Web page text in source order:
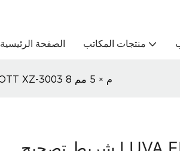
الصفحة الرئيسية منتجات المكاتب
شريط تصحيح LUVA ELLOTT XZ-3003 8 م × 5 مم